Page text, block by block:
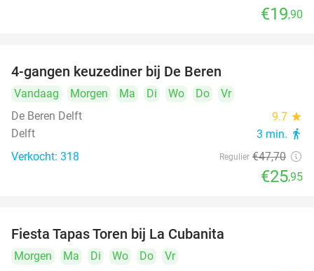
€19,90
4-gangen keuzediner bij De Beren
Vandaag Morgen Ma Di Wo Do
Vr
De Beren Delft
9.7 star
Delft 3 min. directions_walk
Verkocht: 318 Regulier €47,70
€25,95
Fiesta Tapas Toren bij La Cubanita
Morgen Ma Di Wo Do
Vr